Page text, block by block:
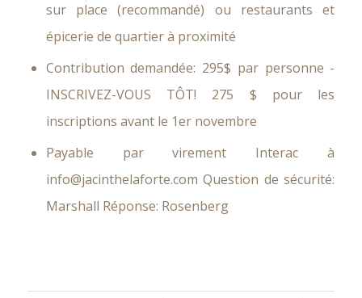
sur place (recommandé) ou restaurants et
épicerie de quartier à proximité
Contribution demandée: 295$ par personne -
INSCRIVEZ-VOUS TÔT! 275 $ pour les
inscriptions avant le 1er novembre
Payable par virement Interac à
info@jacinthelaforte.com Question de sécurité:
Marshall Réponse: Rosenberg